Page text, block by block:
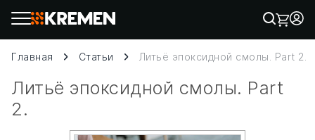
Главная Статьи Литьё эпоксидной смолы. Part 2.
Литьё эпоксидной смолы. Part
2.